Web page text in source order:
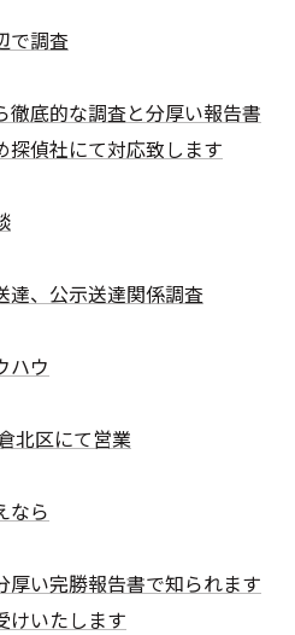
で調査
徹底的な調査と分厚い報告書
探偵社にて対応致します
達、公示送達関係調査
ハウ
北区にて営業
なら
厚い完勝報告書で知られます
けいたします